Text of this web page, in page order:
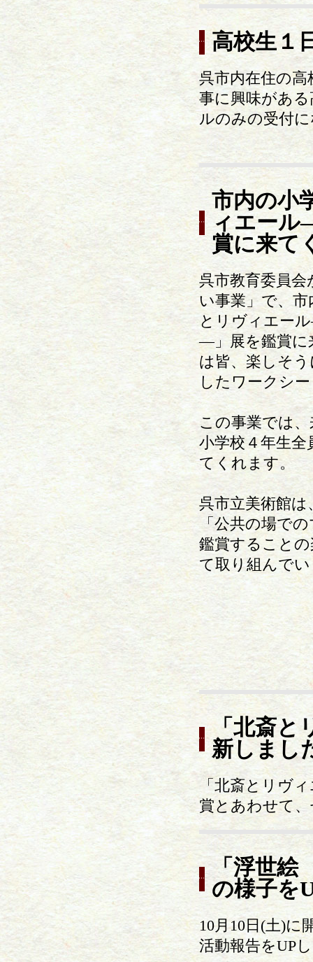
高校生１
呉市内在住の
事に興味があ
ルのみの受付
市内の小
ィエール
賞に来て
呉市教育委員
い事業」で、
とリヴィエー
―」展を鑑賞に
は皆、楽しそ
したワークシ
この事業では
小学校４年生全
てくれます。
呉市立美術館
「公共の場で
鑑賞すること
て取り組んで
「北斎と
新しまし
「北斎とリヴ
賞とあわせて
「浮世絵
の様子を
10月10日(土)
活動報告をUP